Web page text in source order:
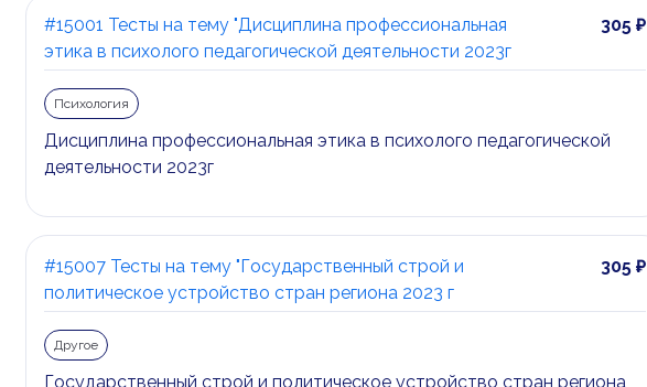
#15001 Тесты на тему "Дисциплина профессиональная
этика в психолого педагогической деятельности 2023г
305 ₽
Психология
Дисциплина профессиональная этика в психолого педагогической
деятельности 2023г
#15007 Тесты на тему "Государственный строй и
политическое устройство стран региона 2023 г
305 ₽
Другое
Государственный строй и политическое устройство стран региона